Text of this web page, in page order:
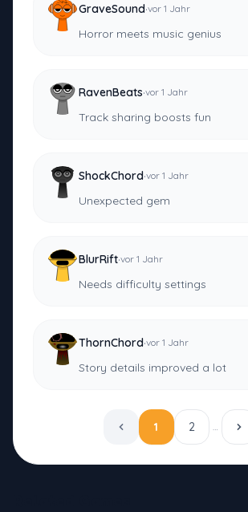
GraveSound·vor 1 Jahr
Horror meets music genius
RavenBeats·vor 1 Jahr
Track sharing boosts fun
ShockChord·vor 1 Jahr
Unexpected gem
BlurRift·vor 1 Jahr
Needs difficulty settings
ThornChord·vor 1 Jahr
Story details improved a lot
1 2 …